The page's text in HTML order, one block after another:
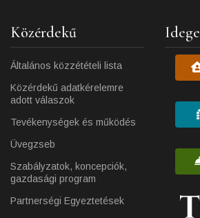
Közérdekű
Általános közzétételi lista
Közérdekű adatkérelemre
adott válaszok
Tevékenységek és működés
Üvegzseb
Szabályzatok, koncepciók,
gazdasági program
Partnerségi Egyeztetések